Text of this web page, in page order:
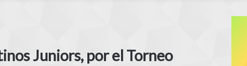
Juniors, por el Torneo